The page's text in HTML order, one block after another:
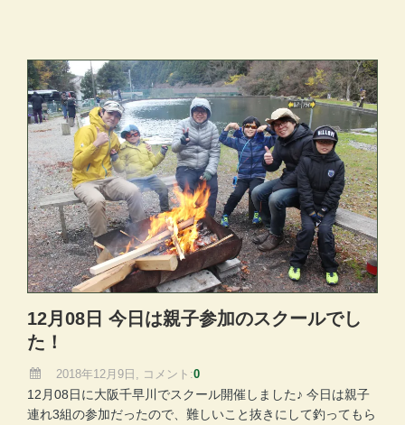
12月08日 今日は親子参加のスクールでし
た！
2018年12月9日, コメント:0
12月08日に大阪千早川でスクール開催しました♪ 今日は親子
連れ3組の参加だったので、難しいこと抜きにして釣ってもら